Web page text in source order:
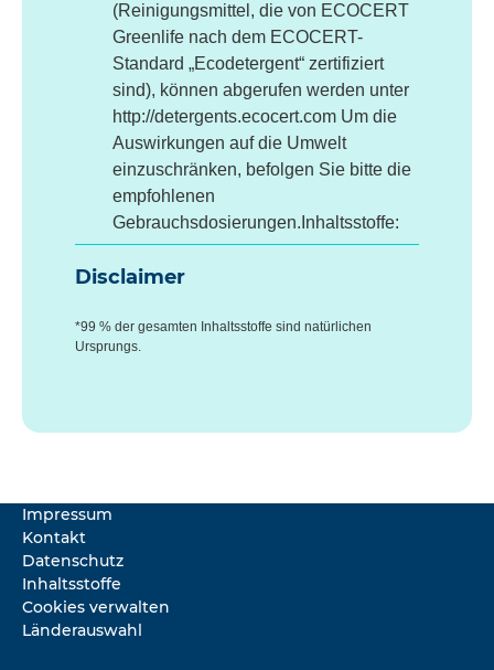
(Reinigungsmittel, die von ECOCERT
Greenlife nach dem ECOCERT-
Standard „Ecodetergent“ zertifiziert
sind), können abgerufen werden unter
http://detergents.ecocert.com Um die
Auswirkungen auf die Umwelt
einzuschränken, befolgen Sie bitte die
empfohlenen
Gebrauchsdosierungen.Inhaltsstoffe:
Disclaimer
*99 % der gesamten Inhaltsstoffe sind natürlichen
Ursprungs.
Impressum
Kontakt
Datenschutz
Inhaltsstoffe
Cookies verwalten
Länderauswahl